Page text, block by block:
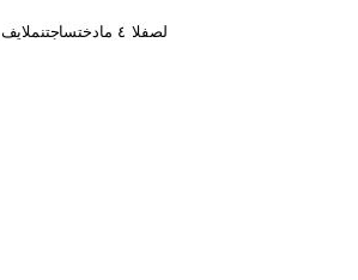
لصفلا ٤ مادختساجتنملايف